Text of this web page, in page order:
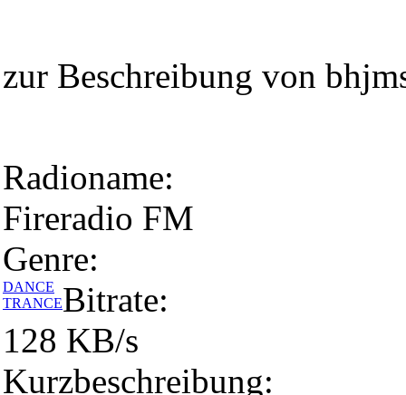
zur Beschreibung von
Radioname:
Fireradio FM
Genre:
DANCE
TRANCEBitrate:
128 KB/s
Kurzbeschreibung: